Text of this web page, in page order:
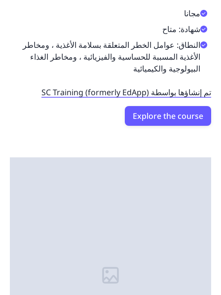
مجانا
شهادة: متاح
النطاق: عوامل الخطر المتعلقة بسلامة الأغذية ، ومخاطر
الأغذية المسببة للحساسية والفيزيائية ، ومخاطر الغذاء
البيولوجية والكيميائية
تم إنشاؤها بواسطة SC Training (formerly EdApp)
Explore the course